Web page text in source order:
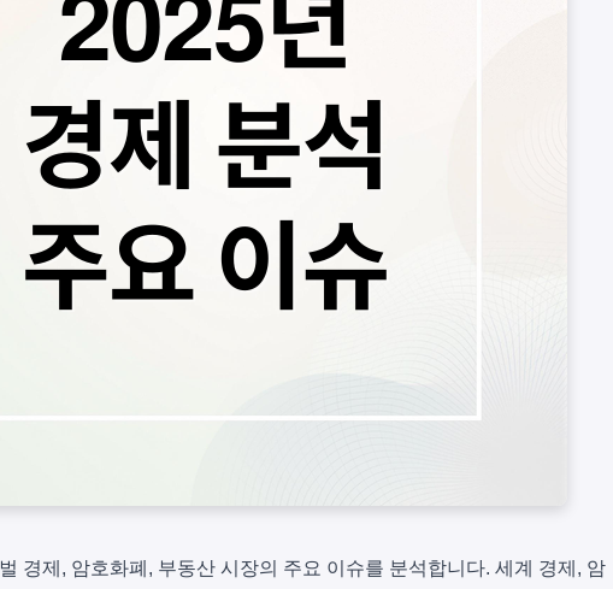
경제, 암호화폐, 부동산 시장의 주요 이슈를 분석합니다. 세계 경제, 암